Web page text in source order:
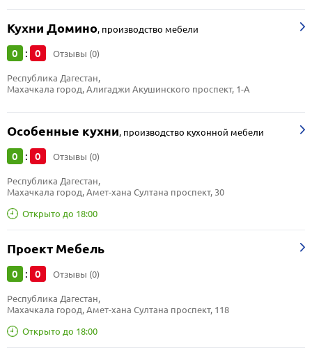
Кухни Домино, производство мебели
0 : 0 Отзывы (0)
Республика Дагестан,
Махачкала город, Алигаджи Акушинского проспект, 1-А
Особенные кухни, производство кухонной мебели
0 : 0 Отзывы (0)
Открыто до 18:00
Республика Дагестан,
Махачкала город, Амет-хана Султана проспект, 30
Проект Мебель
0 : 0 Отзывы (0)
Открыто до 18:00
Республика Дагестан,
Махачкала город, Амет-хана Султана проспект, 118